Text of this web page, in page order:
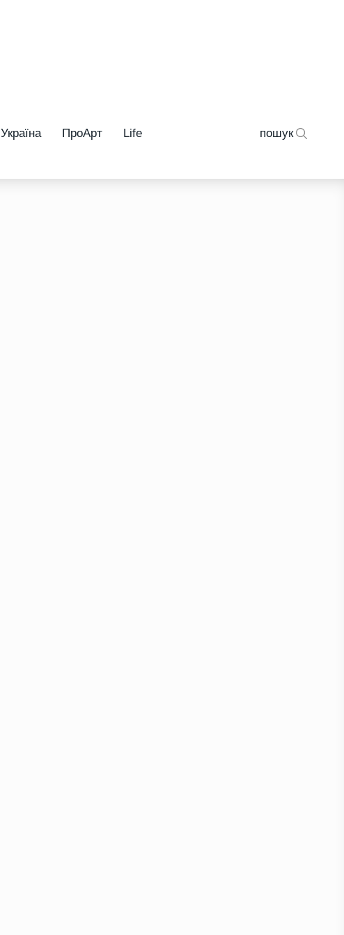
Україна ПроАрт Life пошук